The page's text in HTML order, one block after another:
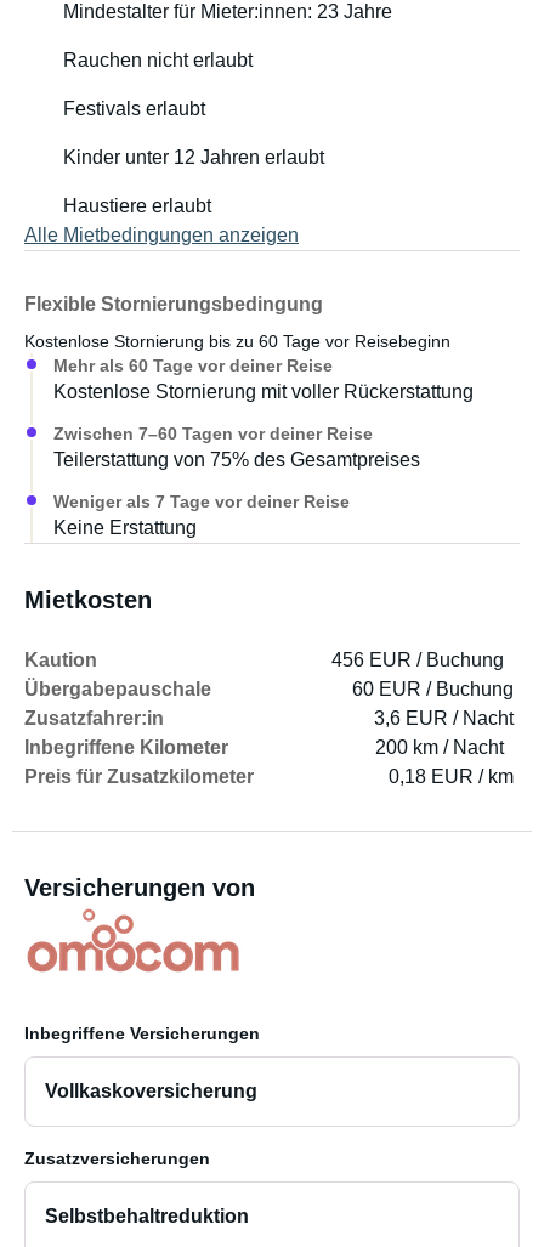
Mindestalter für Mieter:innen: 23 Jahre
Rauchen nicht erlaubt
Festivals erlaubt
Kinder unter 12 Jahren erlaubt
Haustiere erlaubt
Alle Mietbedingungen anzeigen
Flexible Stornierungsbedingung
Kostenlose Stornierung bis zu 60 Tage vor Reisebeginn
Mehr als 60 Tage vor deiner Reise
Kostenlose Stornierung mit voller Rückerstattung
Zwischen 7–60 Tagen vor deiner Reise
Teilerstattung von 75% des Gesamtpreises
Weniger als 7 Tage vor deiner Reise
Keine Erstattung
Mietkosten
Kaution
456 EUR / Buchung
Übergabepauschale
60 EUR / Buchung
Zusatzfahrer:in
3,6 EUR / Nacht
Inbegriffene Kilometer
200 km / Nacht
Preis für Zusatzkilometer
0,18 EUR / km
Versicherungen von
Inbegriffene Versicherungen
Vollkaskoversicherung
Zusatzversicherungen
Selbstbehaltreduktion